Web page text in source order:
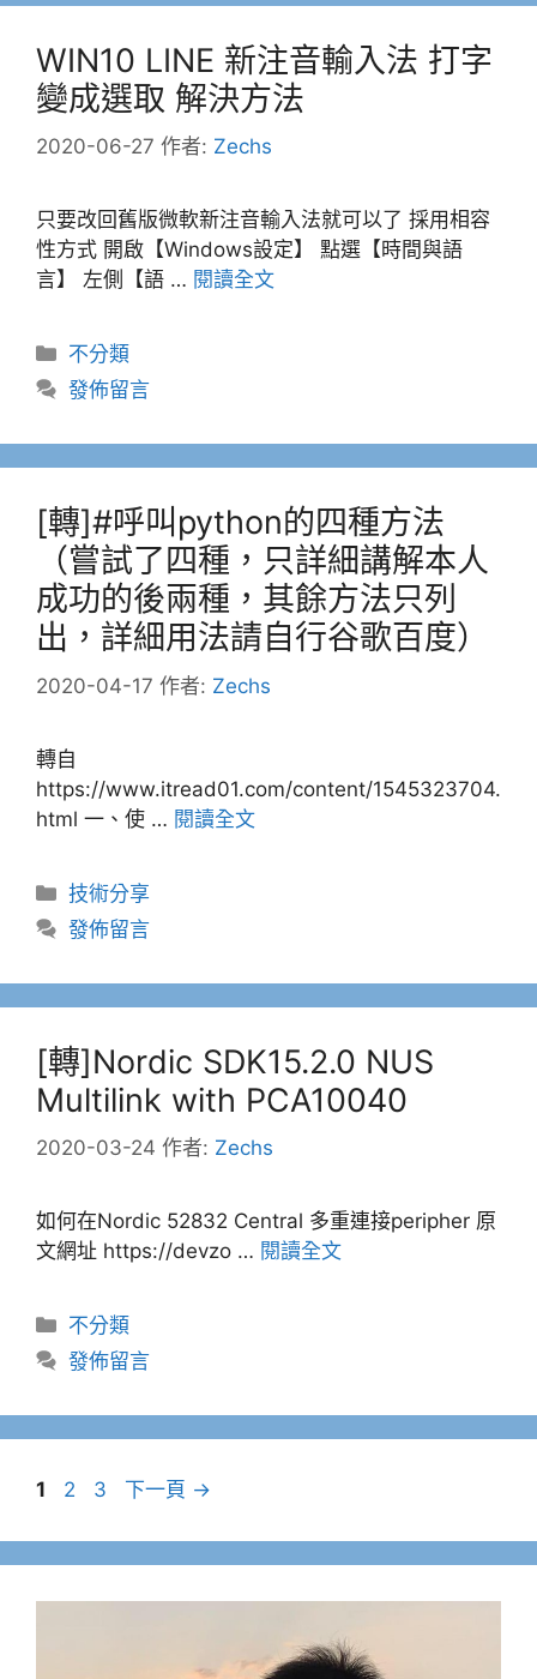
WIN10 LINE 新注音輸入法 打字
變成選取 解決方法
2020-06-27 作者: Zechs
只要改回舊版微軟新注音輸入法就可以了 採用相容
性方式 開啟【Windows設定】 點選【時間與語
言】 左側【語 … 閱讀全文
分
類
不分類
發佈留言
[轉]#呼叫python的四種方法
（嘗試了四種，只詳細講解本人
成功的後兩種，其餘方法只列
出，詳細用法請自行谷歌百度）
2020-04-17 作者: Zechs
轉自
https://www.itread01.com/content/1545323704.
html 一、使 … 閱讀全文
分
類
技術分享
發佈留言
[轉]Nordic SDK15.2.0 NUS
Multilink with PCA10040
2020-03-24 作者: Zechs
如何在Nordic 52832 Central 多重連接peripher 原
文網址 https://devzo … 閱讀全文
分
類
不分類
發佈留言
文
導
頁
1
頁
2
頁
3 下一頁 →